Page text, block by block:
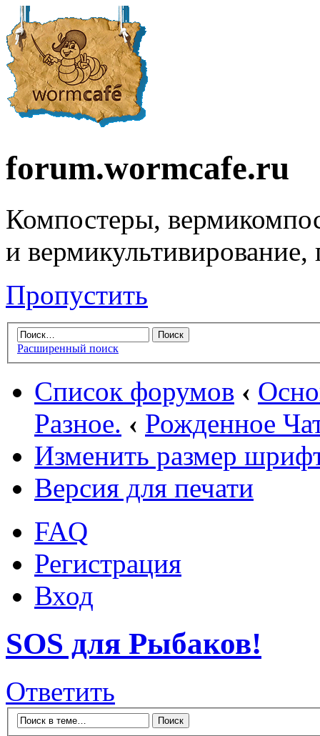
forum.wormcafe.ru
Компостеры,
и
Пропустить
Расширенный поиск
Список форумов ‹
Разное. ‹ Рожденное
Изменить размер
Версия для печати
FAQ
Регистрация
Вход
SOS для Рыбаков!
Ответить